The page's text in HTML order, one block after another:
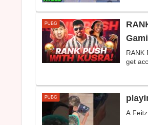
PUBG
RANK
get
PUBG
A